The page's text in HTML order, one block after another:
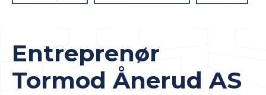
Entreprenør
Tormod Ånerud AS